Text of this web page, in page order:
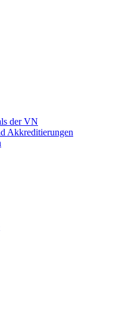
der VN
Akkreditierungen